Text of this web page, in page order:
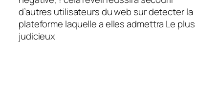
d’autres utilisateurs du web sur detecter la
plateforme laquelle a elles admettra Le plus
judicieux